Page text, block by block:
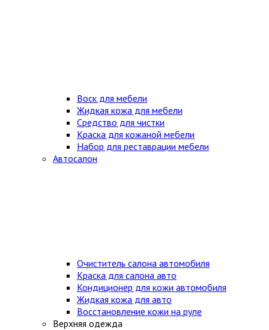
Воск для мебели
Жидкая кожа для мебели
Средство для чистки
Краска для кожаной мебели
Набор для реставрации мебели
Автосалон
Очиститель салона автомобиля
Краска для салона авто
Кондиционер для кожи автомобиля
Жидкая кожа для авто
Восстановление кожи на руле
Верхняя одежда